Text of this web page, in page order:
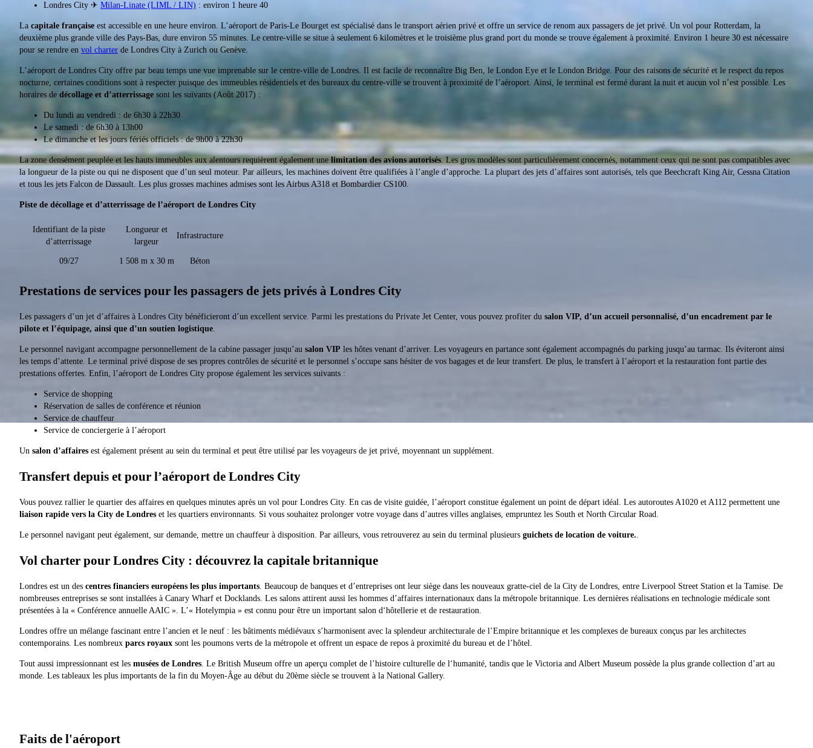
Londres City ✈ Milan-Linate (LIML / LIN) : environ 1 heure 40
La capitale française est accessible en une heure environ. L’aéroport de Paris-Le Bourget est spécialisé dans le transport aérien privé et offre un service de renom aux passagers de jet privé. Un vol pour Rotterdam, la
deuxième plus grande ville des Pays-Bas, dure environ 55 minutes. Le centre-ville se situe à seulement 6 kilomètres et le troisième plus grand port du monde se trouve également à proximité. Environ 1 heure 30 est nécessaire
pour se rendre en vol charter de Londres City à Zurich ou Genève.
L’aéroport de Londres City offre par beau temps une vue imprenable sur le centre-ville de Londres. Il est facile de reconnaître Big Ben, le London Eye et le London Bridge. Pour des raisons de sécurité et le respect du repos
nocturne, certaines conditions sont à respecter puisque des immeubles résidentiels et des bureaux du centre-ville se trouvent à proximité de l’aéroport. Ainsi, le terminal est fermé durant la nuit et aucun vol n’est possible. Les
horaires de décollage et d’atterrissage sont les suivants (Août 2017) :
Du lundi au vendredi : de 6h30 à 22h30
Le samedi : de 6h30 à 13h00
Le dimanche et les jours fériés officiels : de 9h00 à 22h30
La zone densément peuplée et les hauts immeubles aux alentours requièrent également une limitation des avions autorisés. Les gros modèles sont particulièrement concernés, notamment ceux qui ne sont pas compatibles avec
la longueur de la piste ou qui ne disposent que d’un seul moteur. Par ailleurs, les machines doivent être qualifiées à l’angle d’approche. La plupart des jets d’affaires sont autorisés, tels que Beechcraft King Air, Cessna Citation
et tous les jets Falcon de Dassault. Les plus grosses machines admises sont les Airbus A318 et Bombardier CS100.
Piste de décollage et d’atterrissage de l’aéroport de Londres City
Identifiant de la piste
d’atterrissage
Longueur et
largeur
Infrastructure
09/27 1 508 m x 30 m Béton
Prestations de services pour les passagers de jets privés à Londres City
Les passagers d’un jet d’affaires à Londres City bénéficieront d’un excellent service. Parmi les prestations du Private Jet Center, vous pouvez profiter du salon VIP, d’un accueil personnalisé, d’un encadrement par le
pilote et l’équipage, ainsi que d’un soutien logistique
Le personnel navigant accompagne personnellement de la cabine passager jusqu’au salon VIP les hôtes venant d’arriver. Les voyageurs en partance sont également accompagnés du parking jusqu’au tarmac. Ils éviteront ainsi
les temps d’attente. Le terminal privé dispose de ses propres contrôles de sécurité et le personnel s’occupe sans hésiter de vos bagages et de leur transfert. De plus, le transfert à l’aéroport et la restauration font partie des
prestations offertes. Enfin, l’aéroport de Londres City propose également les services suivants :
Service de shopping
Réservation de salles de conférence et réunion
Service de chauffeur
Service de conciergerie à l’aéroport
Un salon d’affaires est également présent au sein du terminal et peut être utilisé par les voyageurs de jet privé, moyennant un supplément.
Transfert depuis et pour l’aéroport de Londres City
Vous pouvez rallier le quartier des affaires en quelques minutes après un vol pour Londres City. En cas de visite guidée, l’aéroport constitue également un point de départ idéal. Les autoroutes A1020 et A112 permettent une
liaison rapide vers la City de Londres et les quartiers environnants. Si vous souhaitez prolonger votre voyage dans d’autres villes anglaises, empruntez les South et North Circular Road.
Le personnel navigant peut également, sur demande, mettre un chauffeur à disposition. Par ailleurs, vous retrouverez au sein du terminal plusieurs guichets de location de voiture.
Vol charter pour Londres City : découvrez la capitale britannique
Londres est un des centres financiers européens les plus importants . Beaucoup de banques et d’entreprises ont leur siège dans les nouveaux gratte-ciel de la City de Londres, entre Liverpool Street Station et la Tamise. De
nombreuses entreprises se sont installées à Canary Wharf et Docklands. Les salons attirent aussi les hommes d’affaires internationaux dans la métropole britannique. Les dernières réalisations en technologie médicale sont
présentées à la « Conférence annuelle AAIC ». L’« Hotelympia » est connu pour être un important salon d‘hôtellerie et de restauration.
Londres offre un mélange fascinant entre l’ancien et le neuf : les bâtiments médiévaux s’harmonisent avec la splendeur architecturale de l’Empire britannique et les complexes de bureaux conçus par les architectes
contemporains. Les nombreux parcs royaux sont les poumons verts de la métropole et offrent un espace de repos à proximité du bureau et de l’hôtel.
Tout aussi impressionnant est les musées de Londres . Le British Museum offre un aperçu complet de l’histoire culturelle de l‘humanité, tandis que le Victoria and Albert Museum possède la plus grande collection d’art au
monde. Les tableaux les plus importants de la fin du Moyen-Âge au début du 20ème siècle se trouvent à la National Gallery.
Faits de l'aéroport